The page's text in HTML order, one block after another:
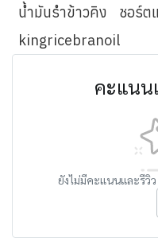
น้ำมันรำข้าวคิง
ชอร์ต
kingricebranoil
คะแนน
ยังไม่มีคะแนนและรีวิ